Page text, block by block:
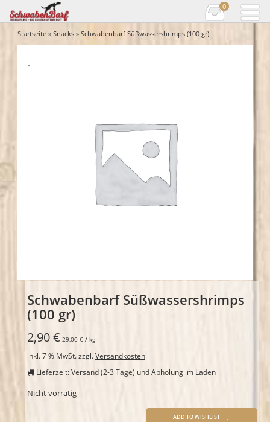
0
Startseite »Snacks » Schwabenbarf Süßwassershrimps (100 gr)
Schwabenbarf Süßwassershrimps
(100 gr)
2,90€ 29,00 € / kg
inkl. 7 % MwSt. zzgl. Versandkosten
Lieferzeit: Versand (2-3 Tage) und Abholung im Laden
Nicht vorrätig
ADD TO WISHLIST